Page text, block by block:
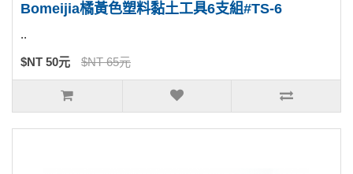
Bomeijia橘黃色塑料黏土工具6支組#TS-6
..
$NT 50元 $NT 65元